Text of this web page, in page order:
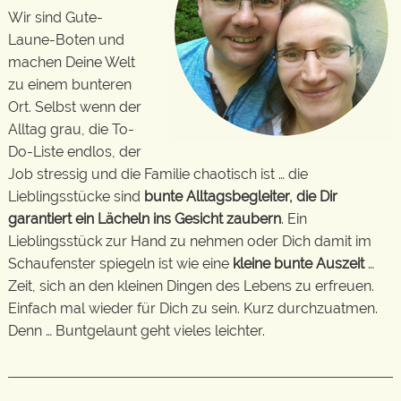
Wir sind Gute-
Laune-Boten und
machen Deine Welt
zu einem bunteren
Ort. Selbst wenn der
Alltag grau, die To-
Do-Liste endlos, der
Job stressig und die Familie chaotisch ist … die
Lieblingsstücke sind bunte Alltagsbegleiter, die Dir
garantiert ein Lächeln ins Gesicht zaubern. Ein
Lieblingsstück zur Hand zu nehmen oder Dich damit im
Schaufenster spiegeln ist wie eine kleine bunte Auszeit…
Zeit, sich an den kleinen Dingen des Lebens zu erfreuen.
Einfach mal wieder für Dich zu sein. Kurz durchzuatmen.
Denn … Buntgelaunt geht vieles leichter.